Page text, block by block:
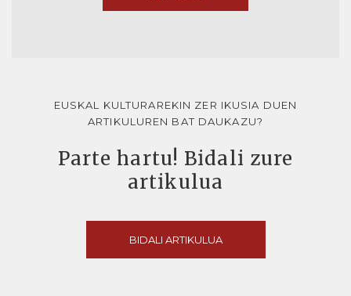
EUSKAL KULTURAREKIN ZER IKUSIA DUEN
ARTIKULUREN BAT DAUKAZU?
Parte hartu! Bidali zure
artikulua
BIDALI ARTIKULUA